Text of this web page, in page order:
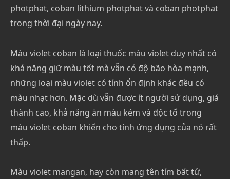
photphat, coban lithium photphat và coban photphat
trong thời đại ngày nay.
Màu violet coban là loại thuốc màu violet duy nhất có
khả năng giữ màu tốt mà vẫn có độ bão hòa mạnh,
những loại màu violet có tính ổn định khác đều có
màu nhạt hơn. Mặc dù vẫn được ít người sử dụng, giá
thành cao, khả năng ăn màu kém và độc tố trong
màu violet coban khiến cho tính ứng dụng của nó rất
thấp.
Màu violet mangan, hay còn mang tên tím bất tử,